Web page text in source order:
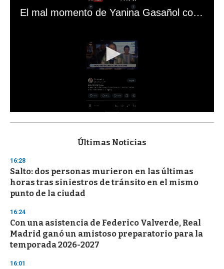
El mal momento de Yanina Gasañol con un hincha argentino en "Subrayado"
s
d
s
o
f
3
s
e
c
o
n
Últimas Noticias
16:28
Salto: dos personas murieron en las últimas
horas tras siniestros de tránsito en el mismo
punto de la ciudad
16:24
Con una asistencia de Federico Valverde, Real
Madrid ganó un amistoso preparatorio para la
temporada 2026-2027
16:01